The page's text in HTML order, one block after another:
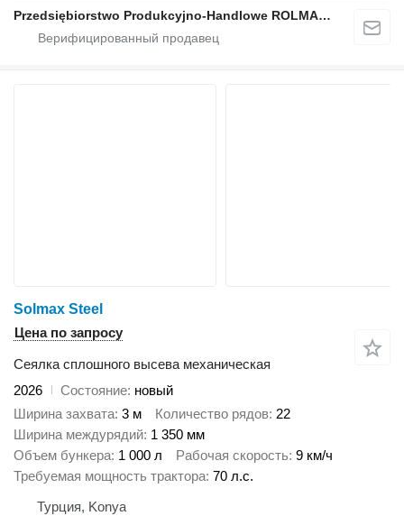
Przedsiębiorstwo Produkcyjno-Handlowe ROLMAPOL Marcin Dziekan
Solmax Steel
Цена по запросу
Сеялка сплошного высева механическая
2026
Состояние новый
Ширина захвата 3 м Количество рядов 22
Ширина междурядий 1 350 мм
Объем бункера 1 000 л Рабочая скорость 9 км/ч
Требуемая мощность трактора 70 л.с.
Турция, Konya